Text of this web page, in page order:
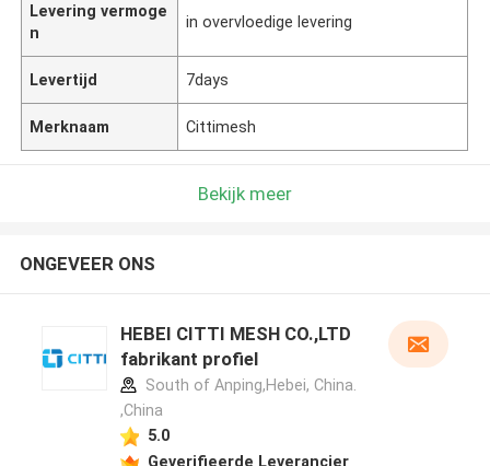
Levering vermoge
n
in overvloedige levering
Levertijd 7days
Merknaam Cittimesh
Bekijk meer
ONGEVEER ONS
HEBEI CITTI MESH CO.,LTD
fabrikant profiel
South of Anping,Hebei, China.
,China
5.0
Geverifieerde Leverancier